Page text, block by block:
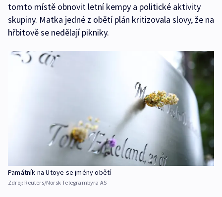
tomto místě obnovit letní kempy a politické aktivity
skupiny. Matka jedné z obětí plán kritizovala slovy, že na
hřbitově se nedělají pikniky.
Památník na Utoye se jmény obětí
Zdroj: Reuters/Norsk Telegrambyra AS